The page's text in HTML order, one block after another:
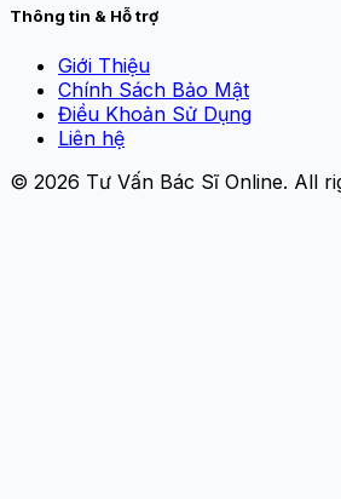
Thông tin & Hỗ trợ
Giới Thiệu
Chính Sách Bảo Mật
Điều Khoản Sử Dụng
Liên hệ
© 2026 Tư Vấn Bác Sĩ Online. All